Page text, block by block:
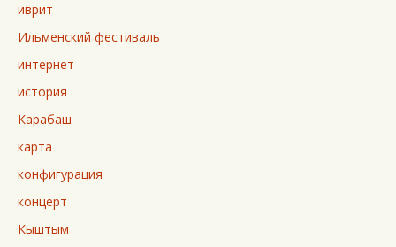
иврит
Ильменский фестиваль
интернет
история
Карабаш
карта
конфигурация
концерт
Кыштым